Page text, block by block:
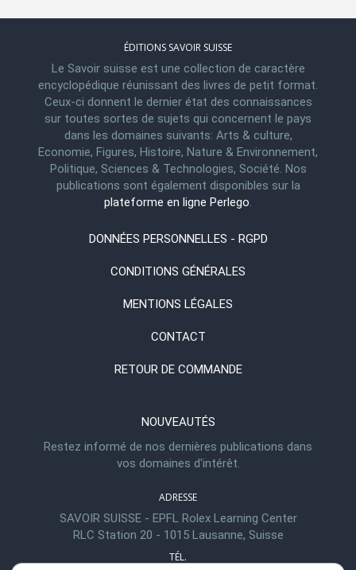
ÉDITIONS SAVOIR SUISSE
Le Savoir suisse est une collection de caractère
encyclopédique réunissant des livres de petit format.
Ceux-ci donnent le dernier état des connaissances
sur toutes sortes de sujets qui concernent le pays
dans les domaines suivants: Arts & culture,
Economie, Figures, Histoire, Nature & Environnement,
Politique, Sciences & Technologies, Société. Nos
publications sont également disponibles sur la
plateforme en ligne Perlego.
DONNÉES PERSONNELLES - RGPD
CONDITIONS GÉNÉRALES
MENTIONS LÉGALES
CONTACT
RETOUR DE COMMANDE
NOUVEAUTÉS
Restez informé de nos dernières publications dans
vos domaines d'intérêt.
ADRESSE
SAVOIR SUISSE - EPFL Rolex Learning Center
RLC Station 20 - 1015 Lausanne, Suisse
TÉL.